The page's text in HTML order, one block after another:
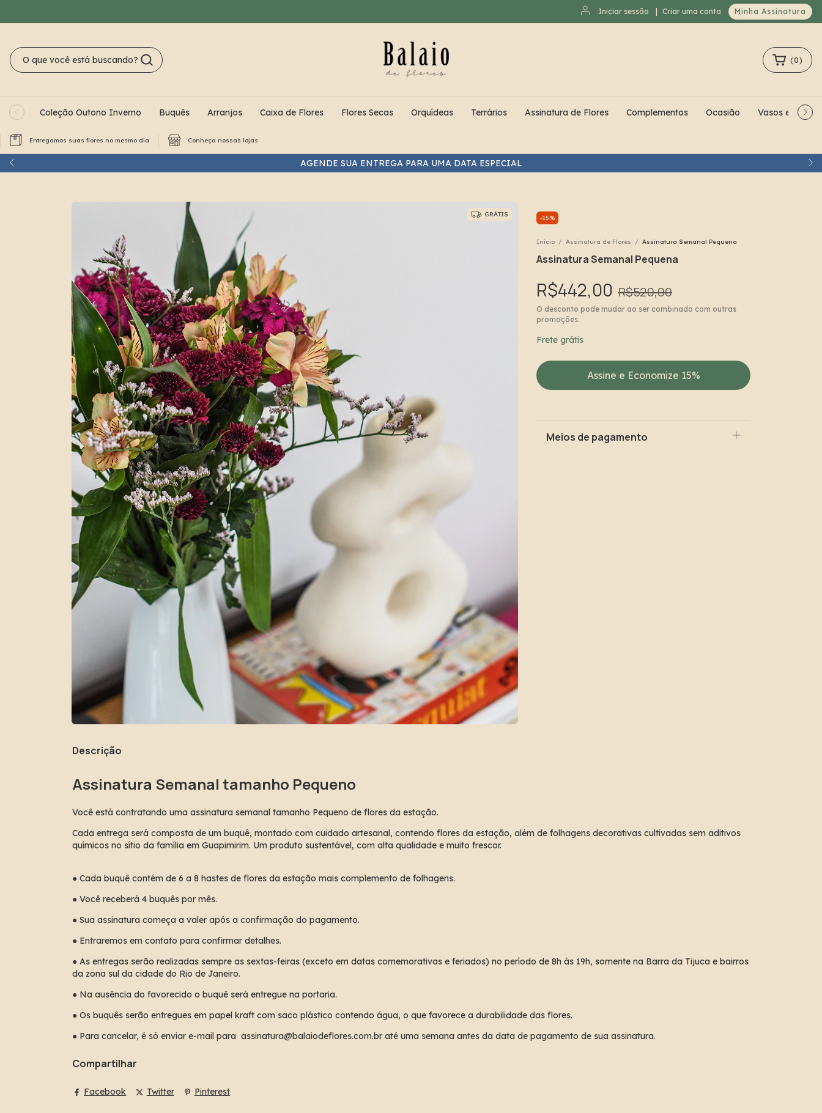
Iniciar sessão Criar uma conta Minha Assinatura
ENTREGA PARA O MESMO DIA NOS PEDIDOS FEITOS ATÉ ÀS 12H
(0)
Coleção Outono Inverno Buquês Arranjos Caixa de Flores Flores Secas Orquídeas Terrários Assinatura de Flores Complementos Ocasião Vasos e
Entregamos suas flores no mesmo dia Conheça nossas lojas
GRÁTIS -15%
Início / Assinatura de Flores / Assinatura Semanal Pequena
Assinatura Semanal Pequena
R$442,00 R$520,00
O desconto pode mudar ao ser combinado com outras
promoções.
Frete grátis
Assine e Economize 15%
Meios de pagamento
Descrição
Assinatura Semanal tamanho Pequeno
Você está contratando uma assinatura semanal tamanho Pequeno de flores da estação.
Cada entrega será composta de um buquê, montado com cuidado artesanal, contendo flores da estação, além de folhagens decorativas cultivadas sem aditivos
químicos no sítio da família em Guapimirim. Um produto sustentável, com alta qualidade e muito frescor.
● Cada buquê contém de 6 a 8 hastes de flores da estação mais complemento de folhagens.
● Você receberá 4 buquês por mês.
● Sua assinatura começa a valer após a confirmação do pagamento.
● Entraremos em contato para confirmar detalhes.
● As entregas serão realizadas sempre as sextas-feiras (exceto em datas comemorativas e feriados) no período de 8h às 19h, somente na Barra da Tijuca e bairros
da zona sul da cidade do Rio de Janeiro.
● Na ausência do favorecido o buquê será entregue na portaria.
● Os buquês serão entregues em papel kraft com saco plástico contendo água, o que favorece a durabilidade das flores.
● Para cancelar, é só enviar e-mail para assinatura@balaiodeflores.com.br até uma semana antes da data de pagamento de sua assinatura.
Compartilhar
Facebook Twitter Pinterest